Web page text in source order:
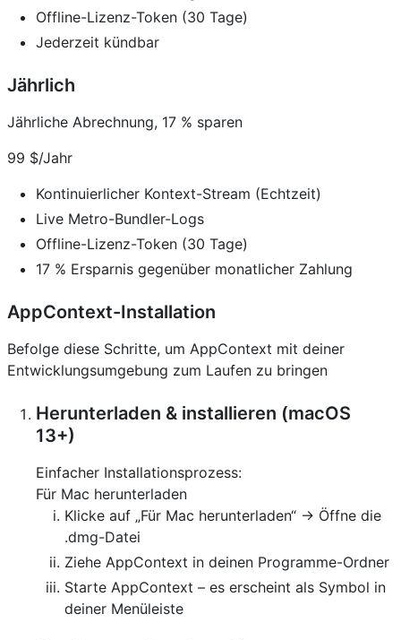
Offline-Lizenz-Token (30 Tage)
Jederzeit kündbar
Jährlich
Jährliche Abrechnung, 17 % sparen
99 $/Jahr
Kontinuierlicher Kontext-Stream (Echtzeit)
Live Metro-Bundler-Logs
Offline-Lizenz-Token (30 Tage)
17 % Ersparnis gegenüber monatlicher Zahlung
AppContext-Installation
Befolge diese Schritte, um AppContext mit deiner
Entwicklungsumgebung zum Laufen zu bringen
Herunterladen & installieren (macOS
13+)
Einfacher Installationsprozess:
Für Mac herunterladen
Klicke auf „Für Mac herunterladen“ → Öffne die
.dmg-Datei
Ziehe AppContext in deinen Programme-Ordner
Starte AppContext – es erscheint als Symbol in
deiner Menüleiste